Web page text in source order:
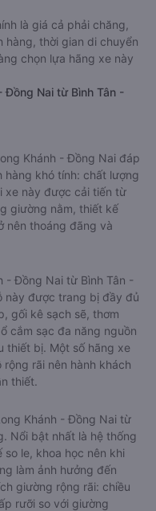
là giá cả phải chăng,
hàng, thời gian di chuyển
chọn lựa hãng xe này
Nai từ Bình Tân -
Khánh - Đồng Nai đáp
hàng khó tính: chất lượng
xe này được cải tiến từ
giường nằm, thiết kế
nên thoáng đãng và
- Đồng Nai từ Bình Tân -
này được trang bị đầy đủ
gối kê sạch sẽ, thơm
cắm sạc đa năng nguồn
thiết bị. Một số hãng xe
rãi nên hành khách
thiết.
Khánh - Đồng Nai từ
Nổi bật nhất là hệ thống
le, khoa học nên khi
làm ảnh hưởng đến
giường rộng rãi: chiều
rưỡi so với giường